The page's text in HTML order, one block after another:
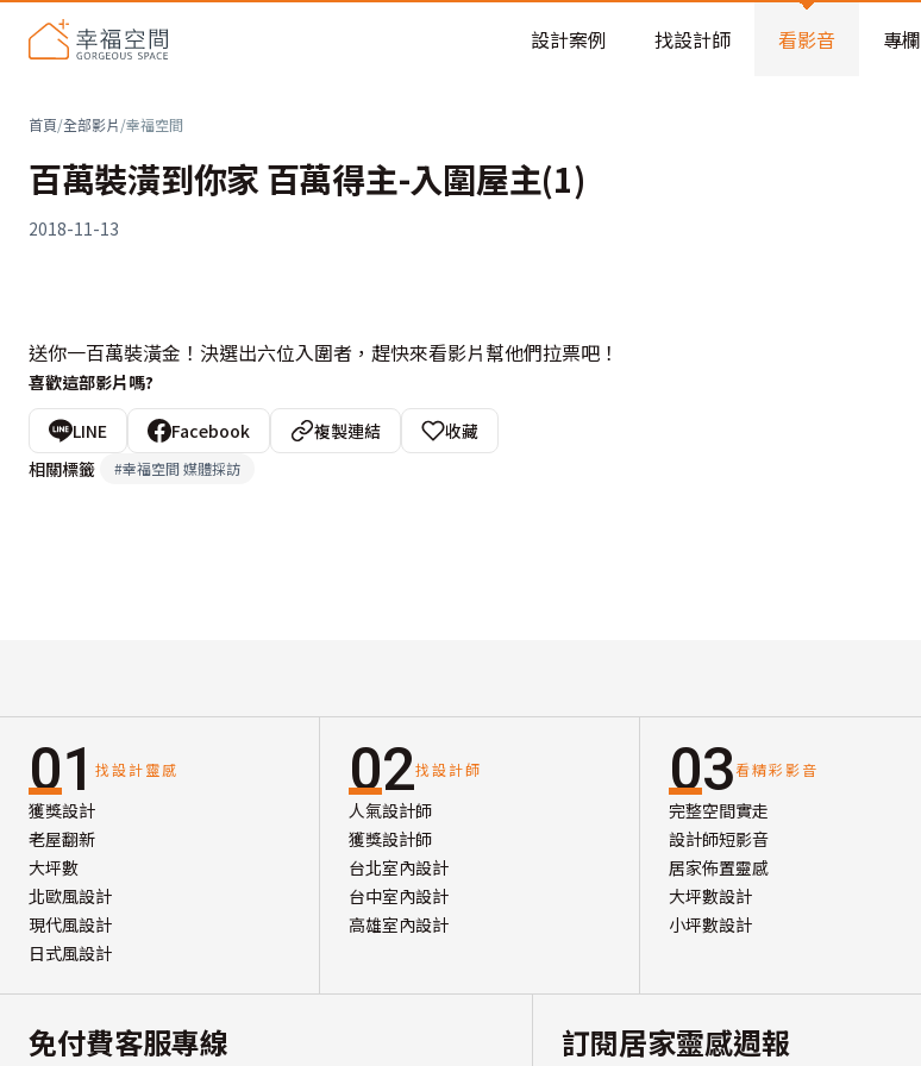
老屋預算分配與高 CP 值煥新術
設計案例 找設計師 看影音 專欄
首頁/全部影片/幸福空間
百萬裝潢到你家 百萬得主-入圍屋主(1)
2018-11-13
送你一百萬裝潢金！決選出六位入圍者，趕快來看影片幫他們拉票吧！
喜歡這部影片嗎?
LINE Facebook 複製連結
收藏
相關標籤
#幸福空間 媒體採訪
01 找設計靈感
獲獎設計
老屋翻新
大坪數
北歐風設計
現代風設計
日式風設計
02找設計師
人氣設計師
獲獎設計師
台北室內設計
台中室內設計
高雄室內設計
03看精彩影音
完整空間實走
設計師短影音
居家佈置靈感
大坪數設計
小坪數設計
免付費客服專線 訂閱居家靈感週報